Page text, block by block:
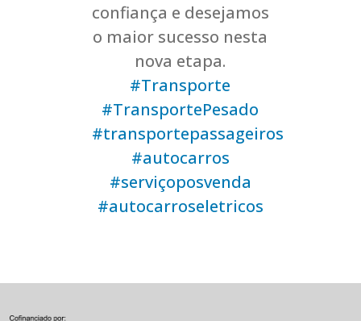
confiança e desejamos
o maior sucesso nesta
nova etapa.
#Transporte
#TransportePesado
#transportepassageiros
#autocarros
#serviçoposvenda
#autocarroseletricos